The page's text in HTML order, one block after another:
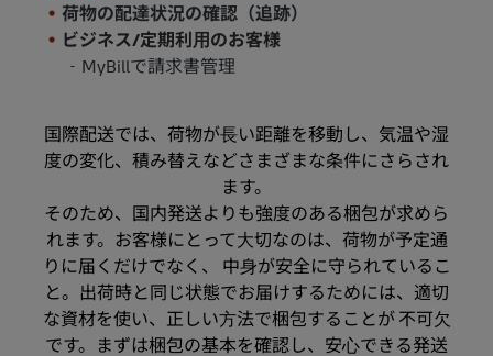
荷物の配達状況の確認（追跡）
ビジネス/定期利⽤のお客様
MyBillで請求書管理
国際配送では、荷物が⻑い距離を移動し、気温や湿
度の変化、積み替えなどさまざまな条件にさらされ
ます。
そのため、国内発送よりも強度のある梱包が求めら
れます。お客様にとって⼤切なのは、荷物が予定通
りに届くだけでなく、 中⾝が安全に守られているこ
と。出荷時と同じ状態でお届けするためには、適切
な資材を使い、正しい⽅法で梱包することが 不可⽋
です。まずは梱包の基本を確認し、安⼼できる発送